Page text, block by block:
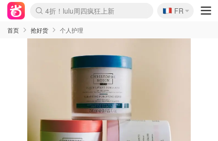
Boticinal 夏促开抢！
4折！lulu周四疯狂上新
还没结束！&OtherStories大促
Joybuy变相75折 随时失效
速领！Stanley独家85折
疑似霸哥！Camper额外叠85折
Zalando 奥莱闪促！每日更新
Moncler反季囤！5折起+叠9折
Coach Brooklyn仅€192
🇫🇷
FR
首页 抢好货 个人护理